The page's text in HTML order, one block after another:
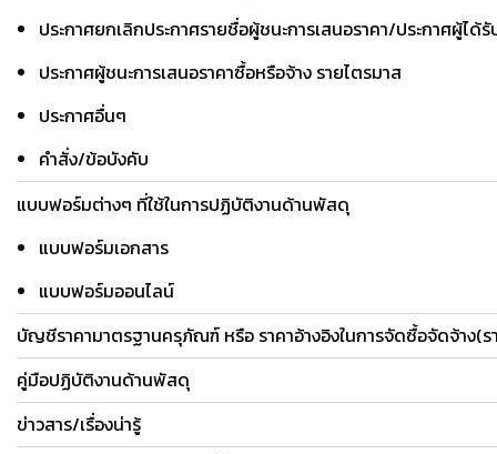
ประกาศยกเลิกประกาศรายชื่อผู้ชนะการเสนอราคา/ประกาศผู้ได้
ประกาศผู้ชนะการเสนอราคาซื้อหรือจ้าง รายไตรมาส
ประกาศอื่นๆ
คำสั่ง/ข้อบังคับ
แบบฟอร์มต่างๆ ที่ใช้ในการปฏิบัติงานด้านพัสดุ
แบบฟอร์มเอกสาร
แบบฟอร์มออนไลน์
บัญชีราคามาตรฐานครุภัณฑ์ หรือ ราคาอ้างอิงในการจัดซื้อจัดจ้าง(ร
คู่มือปฏิบัติงานด้านพัสดุ
ข่าวสาร/เรื่องน่ารู้